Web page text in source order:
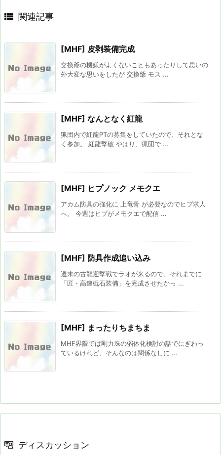
 関連記事
[MHF] 皮剥装備完成
交換爺の機嫌がよくないこともあったりして思いの
外大変な思いをしたが 交換爺 モス ...
[MHF] なんとなく紅龍
猟団内で紅龍PTの募集をしていたので、それとな
く参加。 紅龍撃破 やはり、猟団で ...
[MHF] ヒプノック メモクエ
アカム防具の強化に 上竜骨 が必要なのでヒプ求人
へ。 今週はヒプがメモクエで配信 ...
[MHF] 防具作成追い込み
週末の古龍迎撃戦でラオが来るので、それまでに
「匠・高速砥石装備」を完成させたかっ ...
[MHF] まったりちまちま
MHF界隈では剛力珠の弱体化検討の話でにぎわっ
ているけれど、そんなのは関係なしに ...
ディスカッション